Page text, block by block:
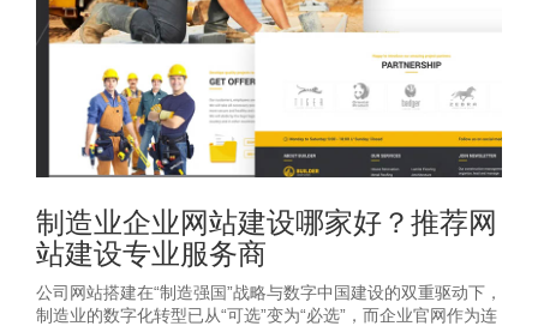
制造业企业网站建设哪家好？推荐网
站建设专业服务商
公司网站搭建在“制造强国”战略与数字中国建设的双重驱动下，
制造业的数字化转型已从“可选”变为“必选”，而企业官网作为连